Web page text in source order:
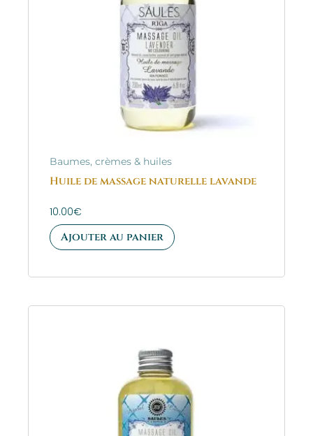
Baumes, crèmes & huiles
Huile de massage naturelle lavande
10.00€
Ajouter au panier